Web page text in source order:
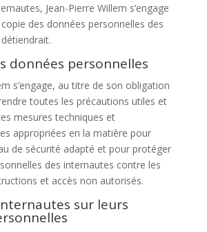
Jean-Pierre Willem s’engage
des données personnelles des
données personnelles
s’engage, au titre de son obligation
toutes les précautions utiles et
mesures techniques et
appropriées en la matière pour
de sécurité adapté et pour protéger
des internautes contre les
et accès non autorisés.
sur leurs